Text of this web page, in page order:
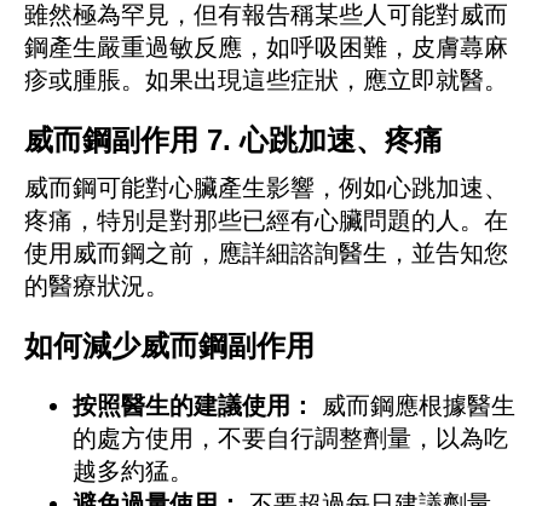
雖然極為罕見，但有報告稱某些人可能對威而
鋼產生嚴重過敏反應，如呼吸困難，皮膚蕁麻
疹或腫脹。如果出現這些症狀，應立即就醫。
威而鋼副作用 7. 心跳加速、疼痛
威而鋼可能對心臟產生影響，例如心跳加速、
疼痛，特別是對那些已經有心臟問題的人。在
使用威而鋼之前，應詳細諮詢醫生，並告知您
的醫療狀況。
如何減少威而鋼副作用
按照醫生的建議使用：
威而鋼應根據醫生
的處方使用，不要自行調整劑量，以為吃
越多約猛。